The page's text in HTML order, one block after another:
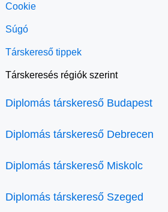
Cookie
Súgó
Társkereső tippek
Társkeresés régiók szerint
Diplomás társkereső Budapest
Diplomás társkereső Debrecen
Diplomás társkereső Miskolc
Diplomás társkereső Szeged